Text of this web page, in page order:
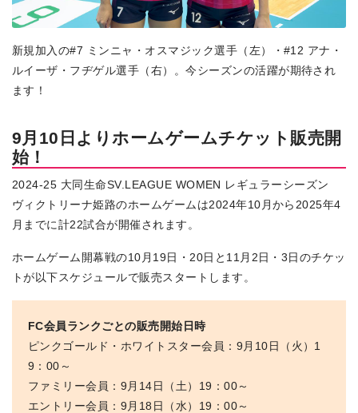
新規加入の#7 ミンニャ・オスマジック選手（左）・#12 アナ・
ルイーザ・フヂゲル選手（右）。今シーズンの活躍が期待され
ます！
9月10日よりホームゲームチケット販売開
始！
2024-25 大同生命SV.LEAGUE WOMEN レギュラーシーズン
ヴィクトリーナ姫路のホームゲームは2024年10月から2025年4
月までに計22試合が開催されます。
ホームゲーム開幕戦の10月19日・20日と11月2日・3日のチケッ
トが以下スケジュールで販売スタートします。
FC会員ランクごとの販売開始日時
ピンクゴールド・ホワイトスター会員：9月10日（火）1
9：00～
ファミリー会員：9月14日（土）19：00～
エントリー会員：9月18日（水）19：00～